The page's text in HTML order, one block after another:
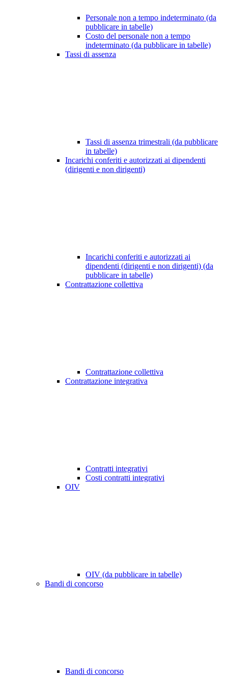
Personale non a tempo indeterminato (da
pubblicare in tabelle)
Costo del personale non a tempo
indeterminato (da pubblicare in tabelle)
Tassi di assenza
Tassi di assenza trimestrali (da pubblicare
in tabelle)
Incarichi conferiti e autorizzati ai dipendenti
(dirigenti e non dirigenti)
Incarichi conferiti e autorizzati ai
dipendenti (dirigenti e non dirigenti) (da
pubblicare in tabelle)
Contrattazione collettiva
Contrattazione collettiva
Contrattazione integrativa
Contratti integrativi
Costi contratti integrativi
OIV
OIV (da pubblicare in tabelle)
Bandi di concorso
Bandi di concorso